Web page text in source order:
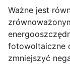
Ważne jest
fotowoltaiczne
zmniejszyć